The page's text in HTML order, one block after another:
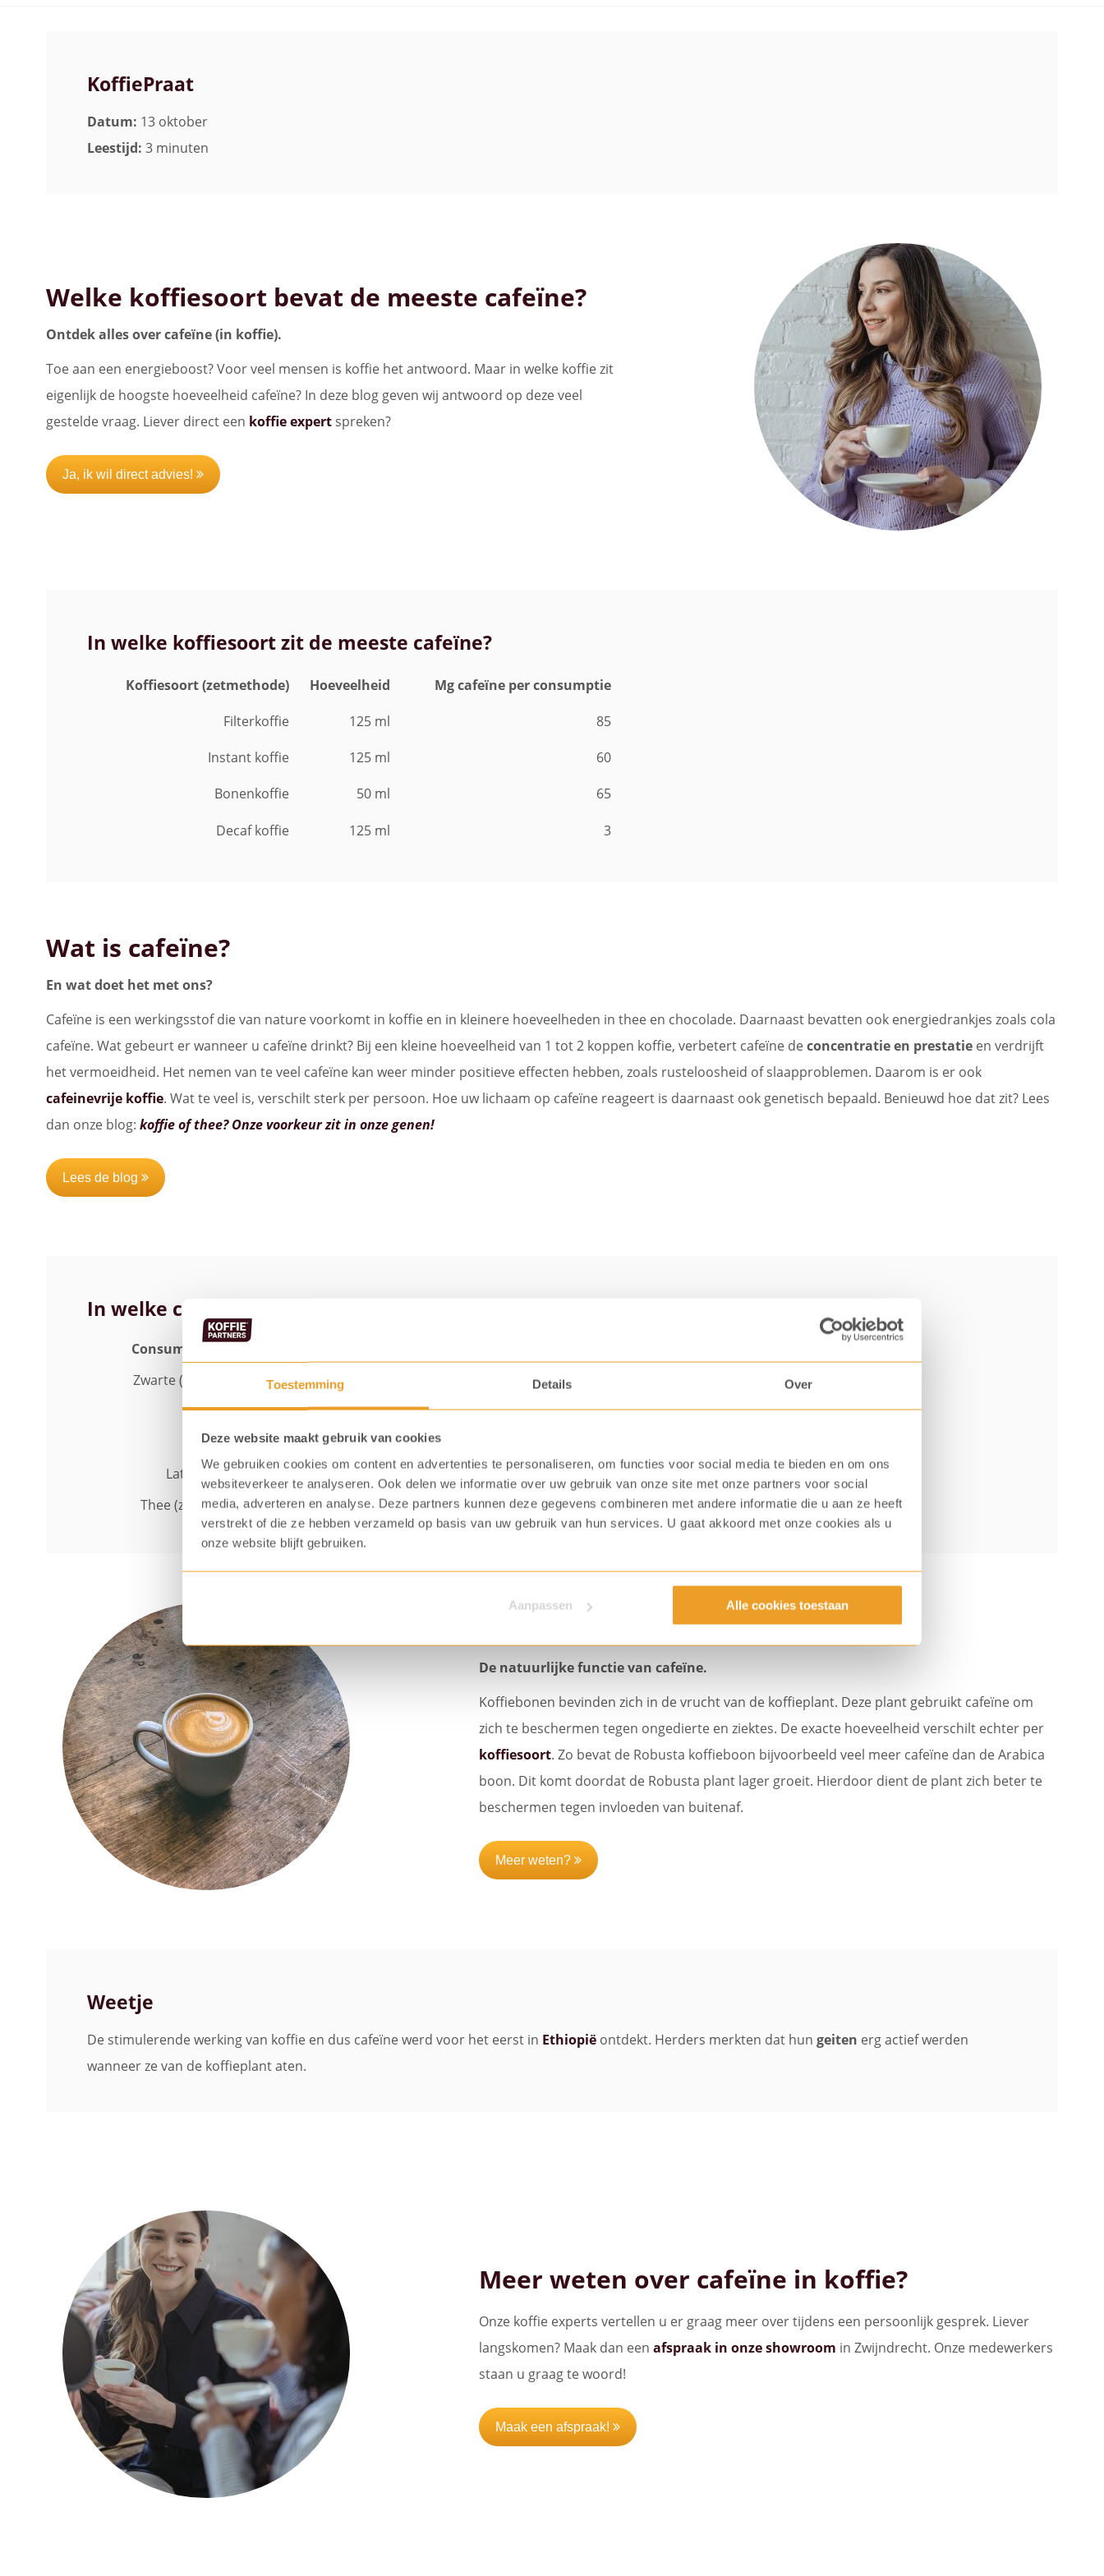
Toestemming Details Over
Deze website maakt gebruik van cookies
We gebruiken cookies om content en advertenties te personaliseren, om functies voor social media te bieden en om ons
websiteverkeer te analyseren. Ook delen we informatie over uw gebruik van onze site met onze partners voor social
media, adverteren en analyse. Deze partners kunnen deze gegevens combineren met andere informatie die u aan ze heeft
verstrekt of die ze hebben verzameld op basis van uw gebruik van hun services. U gaat akkoord met onze cookies als u
onze website blijft gebruiken.
Aanpassen Alle cookies toestaan
KoffiePraat
Datum: 13 oktober
Leestijd: 3 minuten
Welke koffiesoort bevat de meeste cafeïne?
Ontdek alles over cafeïne (in koffie).
Toe aan een energieboost? Voor veel mensen is koffie het antwoord. Maar in welke koffie zit
eigenlijk de hoogste hoeveelheid cafeïne? In deze blog geven wij antwoord op deze veel
gestelde vraag. Liever direct een koffie expert spreken?
Ja, ik wil direct advies!
In welke koffiesoort zit de meeste cafeïne?
Koffiesoort (zetmethode) Hoeveelheid
Mg cafeïne per consumptie
Filterkoffie
125 ml
85
Instant koffie
125 ml
60
Bonenkoffie
50 ml 65
Decaf koffie 125 ml 3
Wat is cafeïne?
En wat doet het met ons?
Cafeïne is een werkingsstof die van nature voorkomt in koffie en in kleinere hoeveelheden in thee en chocolade. Daarnaast bevatten ook energiedrankjes zoals cola
cafeïne. Wat gebeurt er wanneer u cafeïne drinkt? Bij een kleine hoeveelheid van 1 tot 2 koppen koffie, verbetert cafeïne de concentratie en prestatie en verdrijft
het vermoeidheid. Het nemen van te veel cafeïne kan weer minder positieve effecten hebben, zoals rusteloosheid of slaapproblemen. Daarom is er ook
cafeinevrije koffie. Wat te veel is, verschilt sterk per persoon. Hoe uw lichaam op cafeïne reageert is daarnaast ook genetisch bepaald. Benieuwd hoe dat zit? Lees
dan onze blog: koffie of thee? Onze voorkeur zit in onze genen!
Lees de blog
In welke consumptie variatie zit het meeste cafeine?
Consumptie variatie
Zwarte (bonen) koffie
125 ml
Espresso
30 ml
40
Cappuccino
150 ml
Latte macchiato
300 ml
35 – 40
Thee (zwarte/groen)
125 ml 30
Waarom bevat koffie cafeïne?
De natuurlijke functie van cafeïne.
Koffiebonen bevinden zich in de vrucht van de koffieplant. Deze plant gebruikt cafeïne om
zich te beschermen tegen ongedierte en ziektes. De exacte hoeveelheid verschilt echter per
koffiesoort. Zo bevat de Robusta koffieboon bijvoorbeeld veel meer cafeïne dan de Arabica
boon. Dit komt doordat de Robusta plant lager groeit. Hierdoor dient de plant zich beter te
beschermen tegen invloeden van buitenaf.
Meer weten?
Weetje
De stimulerende werking van koffie en dus cafeïne werd voor het eerst in Ethiopië ontdekt. Herders merkten dat hun geiten erg actief werden
wanneer ze van de koffieplant aten.
Meer weten over cafeïne in koffie?
Onze koffie experts vertellen u er graag meer over tijdens een persoonlijk gesprek. Liever
langskomen? Maak dan een afspraak in onze showroom in Zwijndrecht. Onze medewerkers
staan u graag te woord!
Maak een afspraak!